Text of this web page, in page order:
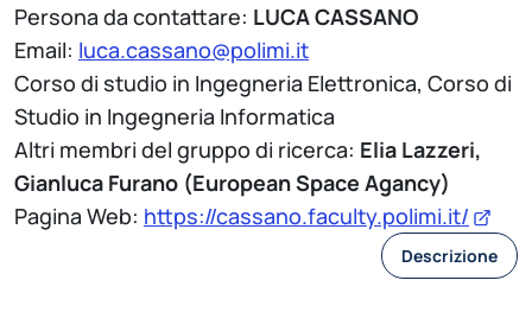
Persona da contattare: LUCA CASSANO
Email: luca.cassano@polimi.it
Corso di studio in Ingegneria Elettronica, Corso di
Studio in Ingegneria Informatica
Altri membri del gruppo di ricerca: Elia Lazzeri,
Gianluca Furano (European Space Agancy)
Pagina Web: https://cassano.faculty.polimi.it/
Descrizione